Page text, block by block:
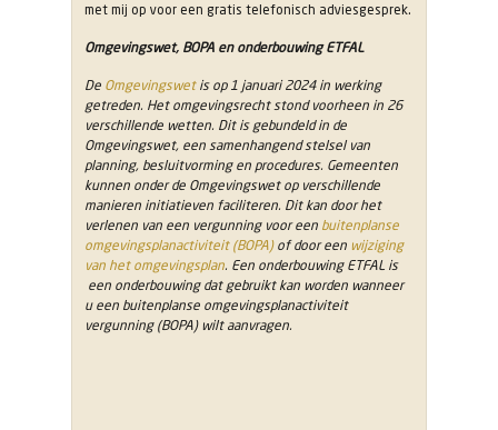
met mij op voor een gratis telefonisch adviesgesprek.
Omgevingswet, BOPA en onderbouwing ETFAL
De Omgevingswet is op 1 januari 2024 in werking
getreden. Het omgevingsrecht stond voorheen in 26
verschillende wetten. Dit is gebundeld in de
Omgevingswet, een samenhangend stelsel van
planning, besluitvorming en procedures. Gemeenten
kunnen onder de Omgevingswet op verschillende
manieren initiatieven faciliteren. Dit kan door het
verlenen van een vergunning voor een buitenplanse
omgevingsplanactiviteit (BOPA)of door een wijziging
van het omgevingsplan. Een onderbouwing ETFAL is
een onderbouwing dat gebruikt kan worden wanneer
u een buitenplanse omgevingsplanactiviteit
vergunning (BOPA) wilt aanvragen.